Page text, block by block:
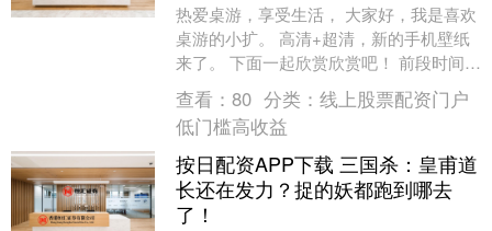
热爱桌游，享受生活， 大家好，我是喜欢
桌游的小扩。 高清+超清，新的手机壁纸
来了。 下面一起欣赏欣赏吧！ 前段时间看
到谋貂蝉新插画， 还以为是谋貂蝉新皮
肤。 风....
查看： 80 分类： 线上股票配资门户
低门槛高收益
按日配资APP下载 三国杀：皇甫道
长还在发力？捉的妖都跑到哪去
了！